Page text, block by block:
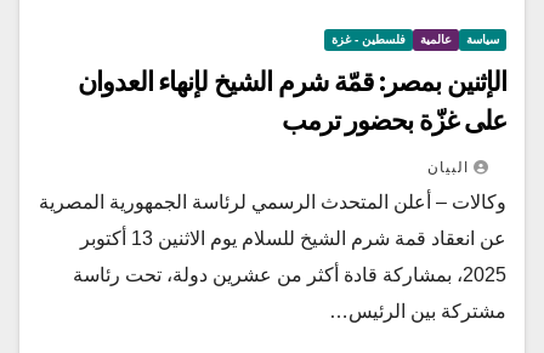
سياسة عالمية فلسطين - غزة
الإثنين بمصر: قمّة شرم الشيخ لإنهاء العدوان
على غزّة بحضور ترمب
البيان
وكالات – أعلن المتحدث الرسمي لرئاسة الجمهورية المصرية
عن انعقاد قمة شرم الشيخ للسلام يوم الاثنين 13 أكتوبر
2025، بمشاركة قادة أكثر من عشرين دولة، تحت رئاسة
مشتركة بين الرئيس…